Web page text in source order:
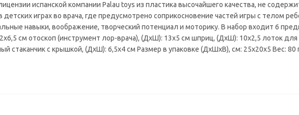
испанской компании Palau toys из пластика высочайшего качества, не
играх во врача, где предусмотрено соприкосновение частей игры с телом
навыки, воображение, творческий потенциал и моторику. В набор входит 6
см отоскоп (инструмент лор-врача), (ДхШ): 13х5 см шприц, (ДхШ): 10х2,5 лоток
стаканчик с крышкой, (ДхШ): 6,5х4 см Размер в упаковке (ДхШхВ), см: 25х20х5 Вес: 80